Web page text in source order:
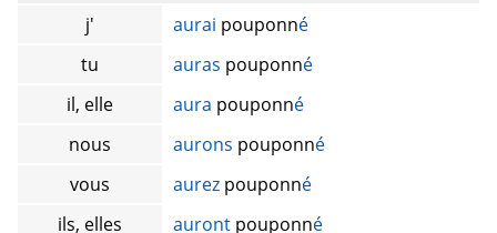
j'
aurai pouponné
tu
auras pouponné
il, elle
aura pouponné
nous
aurons pouponné
vous
aurez pouponné
ils, elles
auront pouponné